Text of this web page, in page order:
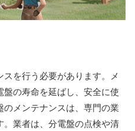
を行う必要があります。メ
盤の寿命を延ばし、安全に使
のメンテナンスは、専門の業
業者は、分電盤の点検や清